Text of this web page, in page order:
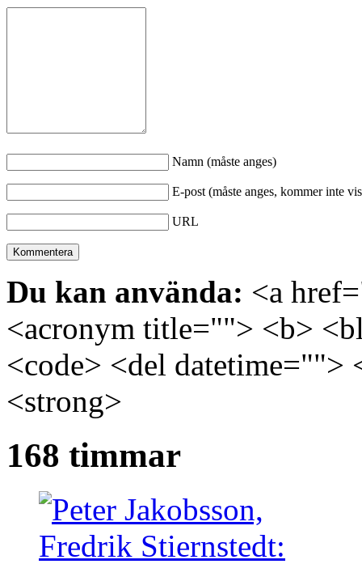
Namn (måste anges)
E-post (måste anges, kommer inte
URL
Du kan använda: <a
<acronym title=""> <b>
<code> <del
<strong>
168 timmar